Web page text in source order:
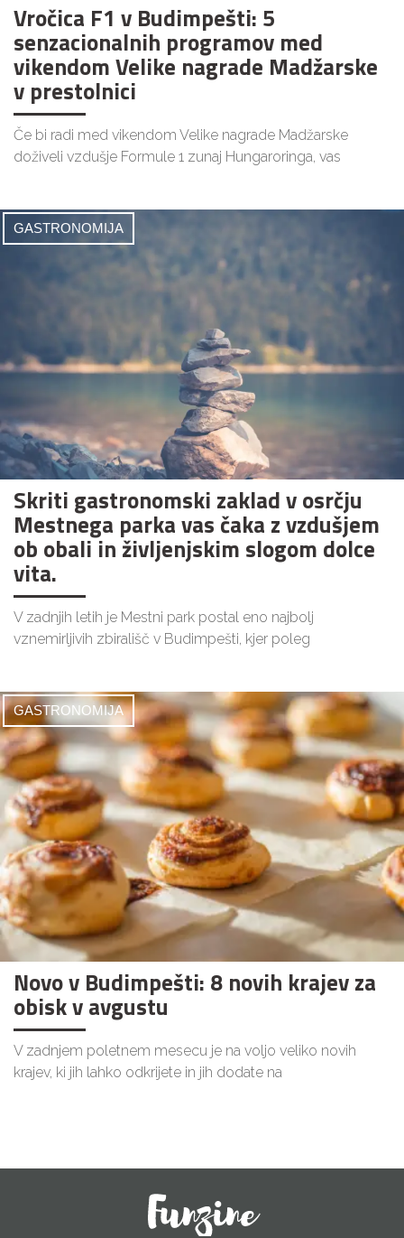
Vročica F1 v Budimpešti: 5
senzacionalnih programov med
vikendom Velike nagrade Madžarske
v prestolnici
Če bi radi med vikendom Velike nagrade Madžarske
doživeli vzdušje Formule 1 zunaj Hungaroringa, vas
GASTRONOMIJA
Skriti gastronomski zaklad v osrčju
Mestnega parka vas čaka z vzdušjem
ob obali in življenjskim slogom dolce
vita.
V zadnjih letih je Mestni park postal eno najbolj
vznemirljivih zbirališč v Budimpešti, kjer poleg
GASTRONOMIJA
Novo v Budimpešti: 8 novih krajev za
obisk v avgustu
V zadnjem poletnem mesecu je na voljo veliko novih
krajev, ki jih lahko odkrijete in jih dodate na